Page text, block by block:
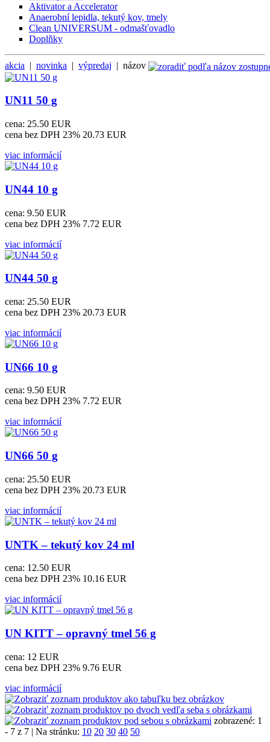
Aktivator a Accelerator
Anaerobní lepidla, tekutý kov, tmely
Clean UNIVERSUM - odmašťovadlo
Doplňky
akcia | novinka | výpredaj | názov
UN11 50 g
cena: 25.50 EUR
cena bez DPH 23% 20.73 EUR
viac informácií
UN44 10 g
cena: 9.50 EUR
cena bez DPH 23% 7.72 EUR
viac informácií
UN44 50 g
cena: 25.50 EUR
cena bez DPH 23% 20.73 EUR
viac informácií
UN66 10 g
cena: 9.50 EUR
cena bez DPH 23% 7.72 EUR
viac informácií
UN66 50 g
cena: 25.50 EUR
cena bez DPH 23% 20.73 EUR
viac informácií
UNTK – tekutý kov 24 ml
cena: 12.50 EUR
cena bez DPH 23% 10.16 EUR
viac informácií
UN KITT – opravný tmel 56 g
cena: 12 EUR
cena bez DPH 23% 9.76 EUR
viac informácií
zobrazené: 1
- 7 z 7 | Na stránku: 10 20 30 40 50